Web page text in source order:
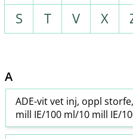
S
T V X
A
ADE-vit vet inj, oppl
mill IE/100 ml/10 mill IE/